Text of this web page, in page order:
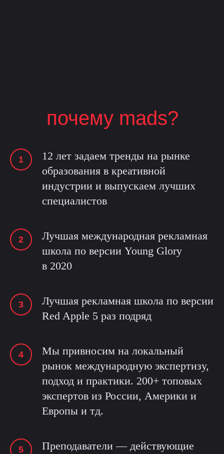
почему mads?
12 лет задаем тренды на рынке
образования в креативной
индустрии и выпускаем лучших
специалистов
Лучшая международная рекламная
школа по версии Young Glory
в 2020
Лучшая рекламная школа по версии
Red Apple 5 раз подряд
Мы привносим на локальный
рынок международную экспертизу,
подход и практики. 200+ топовых
экспертов из России, Америки и
Европы и тд.
Преподаватели — действующие